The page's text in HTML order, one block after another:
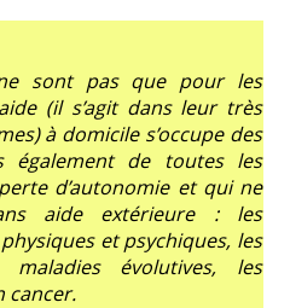
sont pas que pour les
(il s’agit dans leur très
à domicile s’occupe des
également de toutes les
d’autonomie et qui ne
aide extérieure : les
et psychiques, les
évolutives, les
cancer.